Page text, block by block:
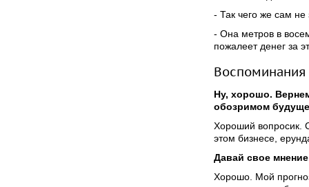
- Так чего же сам
- Она метров в
пожалеет денег за
Ну, хорошо.
обозримом
Хороший вопросик.
этом бизнесе,
Давай свое
Хорошо. Мой